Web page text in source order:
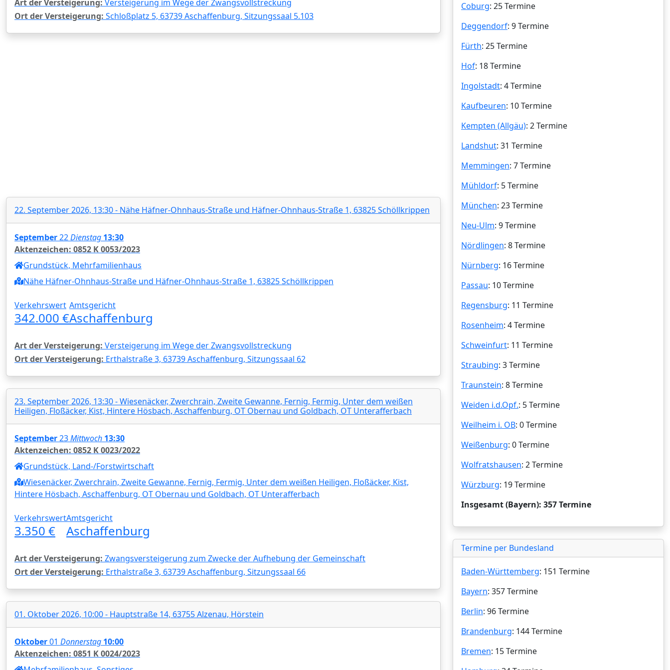
Art der Versteigerung: Versteigerung im Wege der Zwangsvollstreckung
Ort der Versteigerung: Schloßplatz 5, 63739 Aschaffenburg, Sitzungssaal 5.103
22. September 2026, 13:30 - Nähe Häfner-Ohnhaus-Straße und Häfner-Ohnhaus-Straße 1, 63825 Schöllkrippen
September22Dienstag 13:30
Aktenzeichen: 0852 K 0053/2023
Grundstück, Mehrfamilienhaus
Nähe Häfner-Ohnhaus-Straße und Häfner-Ohnhaus-Straße 1, 63825 Schöllkrippen
Verkehrswert
342.000 €
Amtsgericht
Aschaffenburg
Art der Versteigerung: Versteigerung im Wege der Zwangsvollstreckung
Ort der Versteigerung: Erthalstraße 3, 63739 Aschaffenburg, Sitzungssaal 62
23. September 2026, 13:30 - Wiesenäcker, Zwerchrain, Zweite Gewanne, Fernig, Fermig, Unter dem weißen
Heiligen, Floßäcker, Kist, Hintere Hösbach, Aschaffenburg, OT Obernau und Goldbach, OT Unterafferbach
September23Mittwoch 13:30
Aktenzeichen: 0852 K 0023/2022
Grundstück, Land-/Forstwirtschaft
Wiesenäcker, Zwerchrain, Zweite Gewanne, Fernig, Fermig, Unter dem weißen Heiligen, Floßäcker, Kist,
Hintere Hösbach, Aschaffenburg, OT Obernau und Goldbach, OT Unterafferbach
Verkehrswert
3.350 €
Amtsgericht
Aschaffenburg
Art der Versteigerung: Zwangsversteigerung zum Zwecke der Aufhebung der Gemeinschaft
Ort der Versteigerung: Erthalstraße 3, 63739 Aschaffenburg, Sitzungssaal 66
01. Oktober 2026, 10:00 - Hauptstraße 14, 63755 Alzenau, Hörstein
Oktober01 Donnerstag 10:00
Aktenzeichen: 0851 K 0024/2023
Coburg: 25 Termine
Deggendorf: 9 Termine
Fürth: 25 Termine
Hof: 18 Termine
Ingolstadt: 4 Termine
Kaufbeuren: 10 Termine
Kempten (Allgäu): 2 Termine
Landshut: 31 Termine
Memmingen: 7 Termine
Mühldorf: 5 Termine
München: 23 Termine
Neu-Ulm: 9 Termine
Nördlingen: 8 Termine
Nürnberg: 16 Termine
Passau: 10 Termine
Regensburg: 11 Termine
Rosenheim: 4 Termine
Schweinfurt: 11 Termine
Straubing: 3 Termine
Traunstein: 8 Termine
Weiden i.d.Opf.: 5 Termine
Weilheim i. OB: 0 Termine
Weißenburg: 0 Termine
Wolfratshausen: 2 Termine
Würzburg: 19 Termine
Insgesamt (Bayern): 357 Termine
Termine per Bundesland
Baden-Württemberg: 151 Termine
Bayern: 357 Termine
Berlin: 96 Termine
Brandenburg: 144 Termine
Bremen: 15 Termine